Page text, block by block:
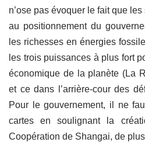
n’ose pas évoquer le fait que
au positionnement du
les richesses en énergies
les trois puissances à plus fort
économique de la planète (La
et ce dans l’arrière-cour des
Pour le gouvernement, il ne
cartes en soulignant la
Coopération de Shangai, de